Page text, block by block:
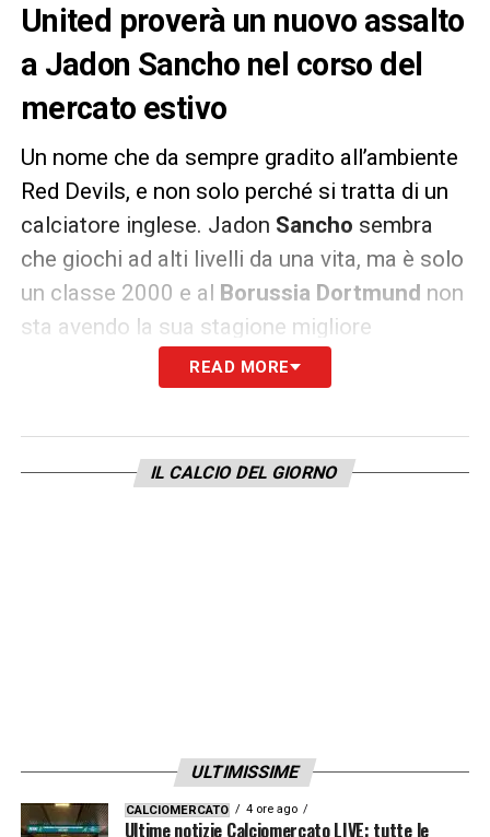
United proverà un nuovo assalto
a Jadon Sancho nel corso del
mercato estivo
Un nome che da sempre gradito all’ambiente
Red Devils, e non solo perché si tratta di un
calciatore inglese. Jadon Sancho sembra
che giochi ad alti livelli da una vita, ma è solo
un classe 2000 e al Borussia Dortmund non
sta avendo la sua stagione migliore
nonostante si sia nettamente ripreso nel
scorsa estate ilManchester United
READ MORE
IL CALCIO DEL GIORNO
ULTIMISSIME
CALCIOMERCATO 4 ore ago
Ultime notizie Calciomercato LIVE: tutte le